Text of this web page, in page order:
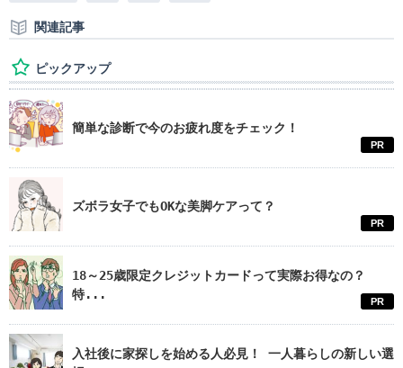
関連記事
ピックアップ
簡単な診断で今のお疲れ度をチェック！
PR
ズボラ女子でもOKな美脚ケアって？
PR
18～25歳限定クレジットカードって実際お得なの？
特...
PR
入社後に家探しを始める人必見！ 一人暮らしの新しい選